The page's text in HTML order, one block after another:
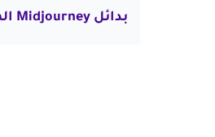
بدائل Midjourney المجانية